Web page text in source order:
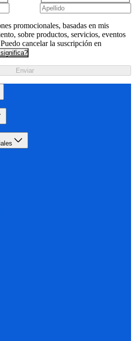
promocionales, basadas en mis
sobre productos, servicios, eventos
cancelar la suscripción en
Enviar